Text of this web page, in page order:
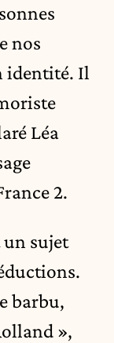
nos
identité. Il
Léa
2.
sujet
barbu,
»,